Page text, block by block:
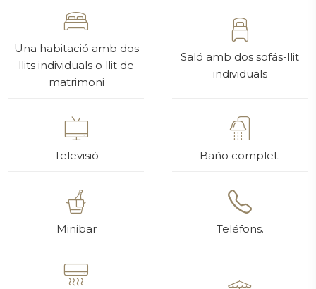
Una habitació amb dos
llits individuals o llit de
matrimoni
Saló amb dos sofás-llit
individuals
Televisió Baño complet.
Minibar Teléfons.